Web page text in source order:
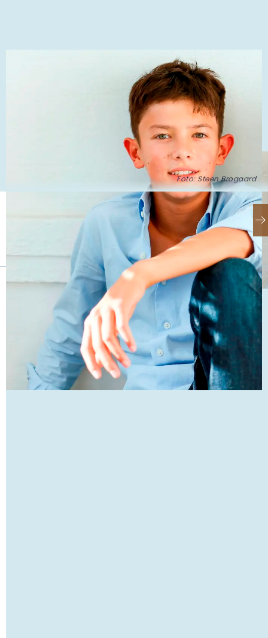
Foto: Steen Brogaard
Se også